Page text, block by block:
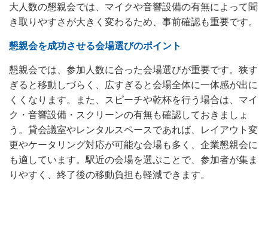
大人数の懇親会では、マイクや音響設備の有無によって聞
き取りやすさが大きく変わるため、事前確認も重要です。
懇親会を成功させる会場選びのポイント
懇親会では、参加人数に合った会場選びが重要です。狭す
ぎると移動しづらく、広すぎると会場全体に一体感が出に
くくなります。また、スピーチや乾杯を行う場合は、マイ
ク・音響設備・スクリーンの有無も確認しておきましょ
う。貸会議室やレンタルスペースであれば、レイアウト変
更やケータリング対応が可能な会場も多く、企業懇親会に
も適しています。駅近の会場を選ぶことで、参加者が集ま
りやすく、終了後の移動負担も軽減できます。